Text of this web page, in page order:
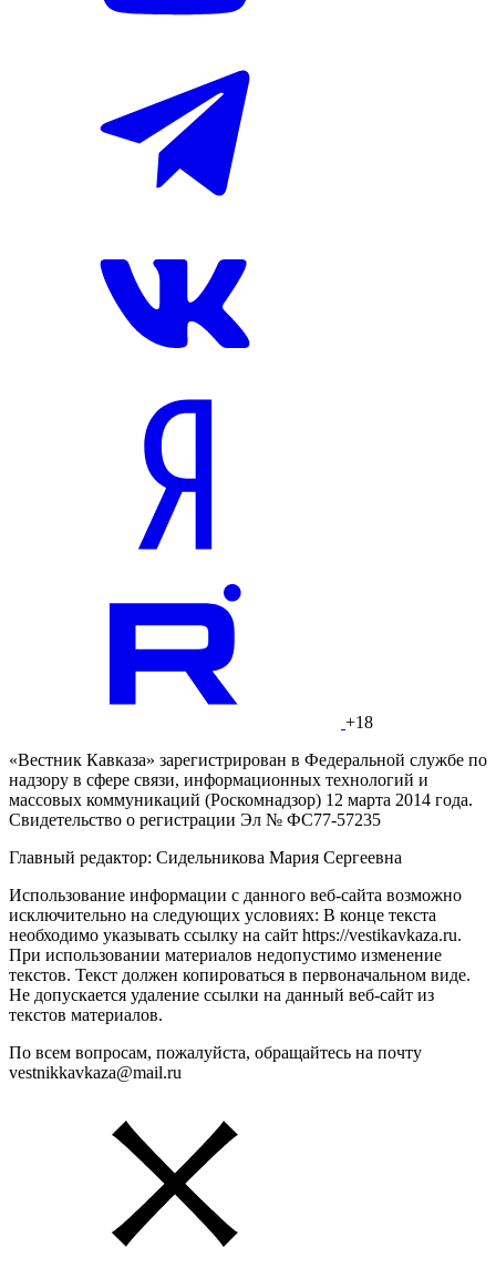
+18
«Вестник Кавказа» зарегистрирован в Федеральной службе по
надзору в сфере связи, информационных технологий и
массовых коммуникаций (Роскомнадзор) 12 марта 2014 года.
Свидетельство о регистрации Эл № ФС77-57235
Главный редактор: Сидельникова Мария Сергеевна
Использование информации с данного веб-сайта возможно
исключительно на следующих условиях: В конце текста
необходимо указывать ссылку на сайт https://vestikavkaza.ru.
При использовании материалов недопустимо изменение
текстов. Текст должен копироваться в первоначальном виде.
Не допускается удаление ссылки на данный веб-сайт из
текстов материалов.
По всем вопросам, пожалуйста, обращайтесь на почту
vestnikkavkaza@mail.ru